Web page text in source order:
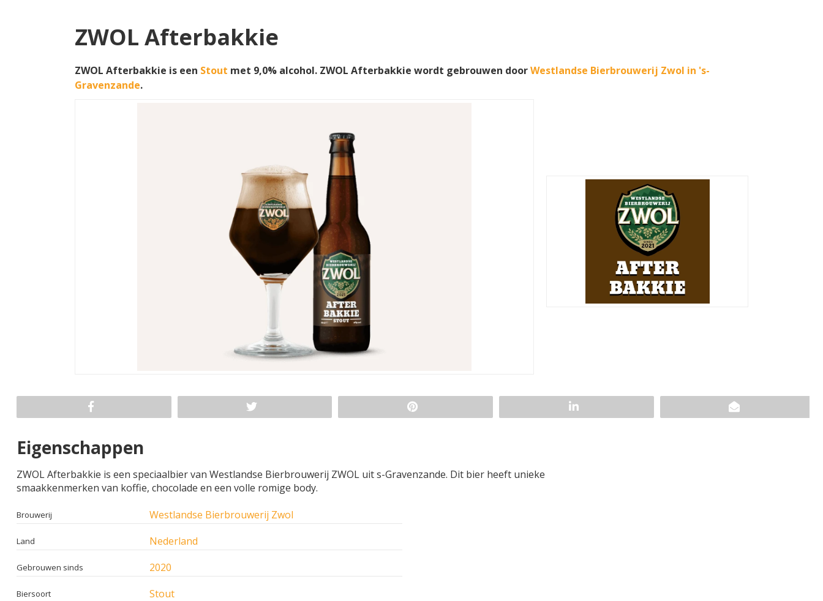
ZWOL Afterbakkie
ZWOL Afterbakkie is een Stout met 9,0% alcohol. ZWOL Afterbakkie wordt gebrouwen doorWestlandse Bierbrouwerij Zwol in 's-
Gravenzande.
Eigenschappen
ZWOL Afterbakkie is een speciaalbier van Westlandse Bierbrouwerij ZWOL uit s-Gravenzande. Dit bier heeft unieke
smaakkenmerken van koffie, chocolade en een volle romige body.
Brouwerij Westlandse Bierbrouwerij Zwol
Land Nederland
Gebrouwen sinds 2020
Biersoort Stout